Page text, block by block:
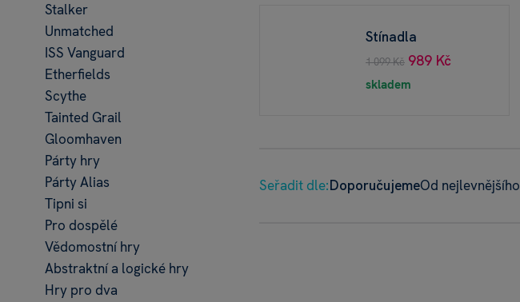
Stalker
Unmatched
ISS Vanguard
Etherfields
Scythe
Tainted Grail
Gloomhaven
Párty hry
Párty Alias
Tipni si
Pro dospělé
Vědomostní hry
Abstraktní a logické hry
Hry pro dva
Stínadla
skladem
1 099 Kč 989 Kč
Seřadit dle:DoporučujemeOd nejlevnějšího